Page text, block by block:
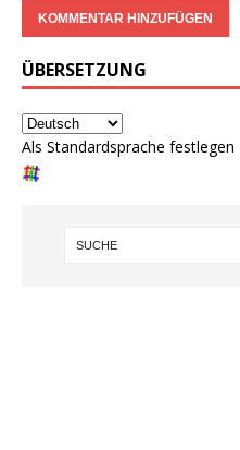
ÜBERSETZUNG
Als Standardsprache festlegen